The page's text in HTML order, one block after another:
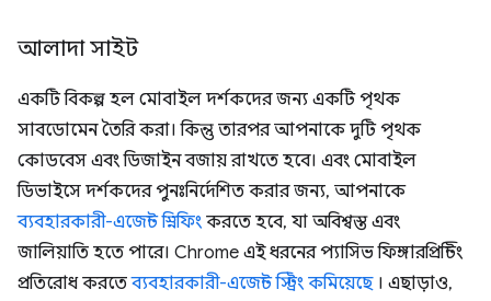
আলাদা সাইট
একটি বিকল্প হল মোবাইল দর্শকদের জন্য একটি পৃথক
সাবডোমেন তৈরি করা। কিন্তু তারপর আপনাকে দুটি পৃথক
কোডবেস এবং ডিজাইন বজায় রাখতে হবে। এবং মোবাইল
ডিভাইসে দর্শকদের পুনঃনির্দেশিত করার জন্য, আপনাকে
ব্যবহারকারী-এজেন্ট স্নিফিং করতে হবে, যা অবিশ্বস্ত এবং
জালিয়াতি হতে পারে। Chrome এই ধরনের প্যাসিভ ফিঙ্গারপ্রিন্টিং
প্রতিরোধ করতেব্যবহারকারী-এজেন্ট স্ট্রিং কমিয়েছে। এছাড়াও,